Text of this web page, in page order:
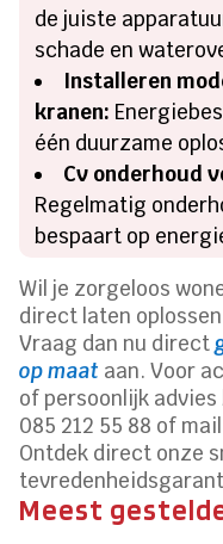
de juiste
schade en
Installeren
kranen:
één duurzame
Cv onderhoud
Regelmatig
bespaart op
Wil je zorgeloos
direct laten
Vraag dan nu direct
op maat aan. Voor
of persoonlijk
085 212 55 88 of
Ontdek direct onze
Meest